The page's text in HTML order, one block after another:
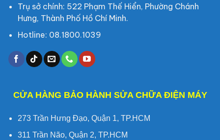
Trụ sở chính: 522 Phạm Thế Hiển, Phường Chánh
Hưng, Thành Phố Hồ Chí Minh.
Hotline: 08.1800.1039
CỬA HÀNG BẢO HÀNH SỬA CHỮA ĐIỆN MÁY
273 Trần Hưng Đạo, Quận 1, TP.HCM
311 Trần Não, Quận 2, TP.HCM